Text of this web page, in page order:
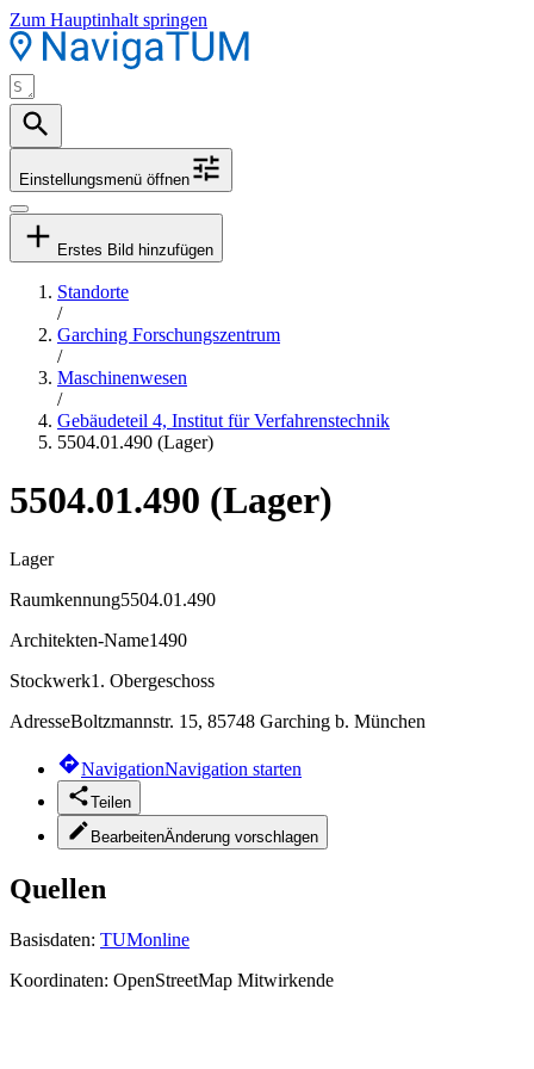
Zum Hauptinhalt springen
Einstellungsmenü öffnen
Erstes Bild hinzufügen
Standorte
/
Garching Forschungszentrum
/
Maschinenwesen
/
Gebäudeteil 4, Institut für Verfahrenstechnik
5504.01.490 (Lager)
5504.01.490 (Lager)
Lager
Raumkennung5504.01.490
Architekten-Name1490
Stockwerk1. Obergeschoss
AdresseBoltzmannstr. 15, 85748 Garching b. München
NavigationNavigation starten
Teilen
BearbeitenÄnderung vorschlagen
Quellen
Basisdaten: TUMonline
Koordinaten: OpenStreetMap Mitwirkende